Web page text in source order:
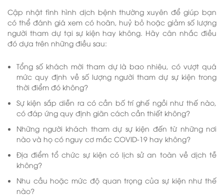
Cập nhật tình hình dịch bệnh thường xuyên để giúp bạn
có thể đánh giá xem có hoãn, huỷ bỏ hoặc giảm số lượng
người tham dự tại sự kiện hay không. Hãy cân nhắc điều
đó dựa trên những điều sau:
Tổng số khách mời tham dự là bao nhiêu, có vượt quá
mức quy định về số lượng người tham dự sự kiện trong
thời điểm đó không?
Sự kiện sắp diễn ra có cần bố trí ghế ngồi như thế nào,
có đáp ứng quy định giãn cách cần thiết không?
Những người khách tham dự sự kiện đến từ những nơi
nào và họ có nguy cơ mắc COVID-19 hay không?
Địa điểm tổ chức sự kiện có lịch sử an toàn về dịch tễ
không?
Nhu cầu hoặc mức độ quan trọng của sự kiện như thế
nào?